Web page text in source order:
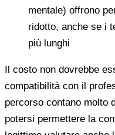
mentale) offrono
ridotto, anche se i
più lunghi
Il costo non dovrebbe
compatibilità con il
percorso contano molto
potersi permettere la